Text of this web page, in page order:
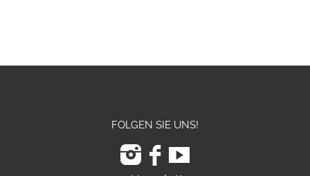
FOLGEN SIE UNS!